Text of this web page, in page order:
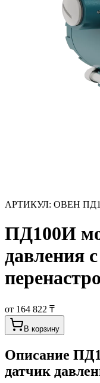
АРТИКУЛ: ОВЕН
ПД100И
давления
от 164 822 ₸
В корзину
Описание
датчик